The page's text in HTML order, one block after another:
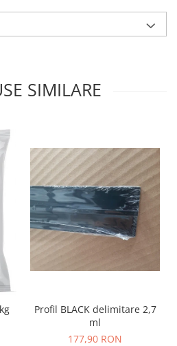
SIMILARE
Profil BLACK delimitare 2,7
ml
177,90 RON